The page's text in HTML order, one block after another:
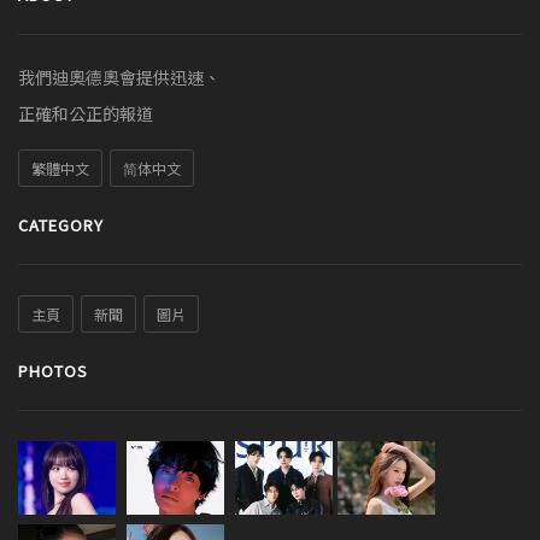
我們迪奧德奧會提供迅速、
正確和公正的報道
繁體中文 简体中文
CATEGORY
主頁 新聞 圖片
PHOTOS